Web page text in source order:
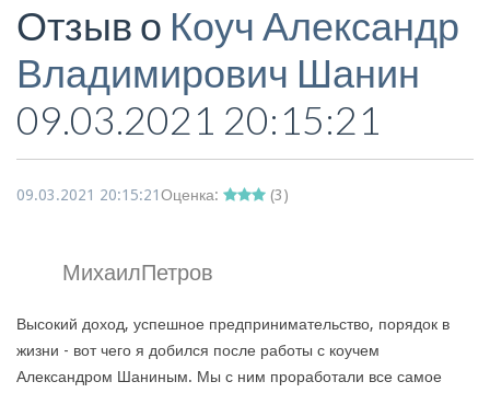
Красота Здоровье Остальное
Отзыв о Коуч Александр
Владимирович Шанин
09.03.2021 20:15:21
09.03.2021 20:15:21Оценка: (3)
МихаилПетров
Высокий доход, успешное предпринимательство, порядок в
жизни - вот чего я добился после работы с коучем
Александром Шаниным. Мы с ним проработали все самое